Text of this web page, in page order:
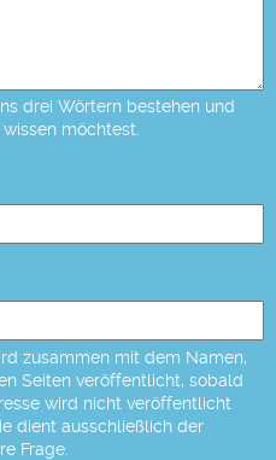
drei Wörtern bestehen und
möchtest.
zusammen mit dem Namen,
Seiten veröffentlicht, sobald
wird nicht veröffentlicht
dient ausschließlich der
Frage.